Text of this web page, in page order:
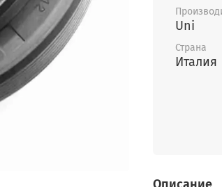
Uni
Страна
Италия
Описание